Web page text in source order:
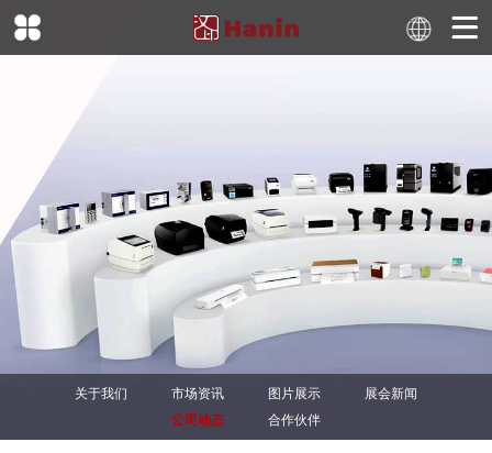
关于我们 市场资讯 图片展示
展会新闻
公司动态
合作伙伴